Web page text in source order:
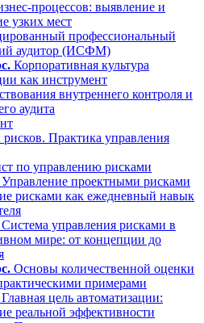
процессов: выявление и
узких мест
профессиональный
аудитор (ИСФМ)
Корпоративная культура
как инструмент
внутреннего контроля и
аудита
Практика управления
по управлению рисками
Управление проектными рисками
рисками как ежедневный навык
Система управления рисками в
мире: от концепции до
Основы количественной оценки
примерами
Главная цель автоматизации:
реальной эффективности